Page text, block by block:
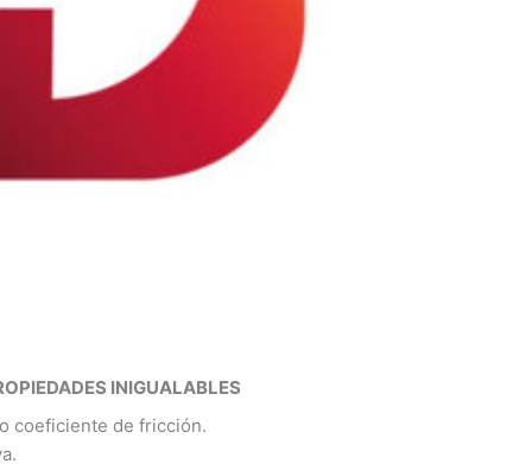
INIGUALABLES
coeficiente de fricción.